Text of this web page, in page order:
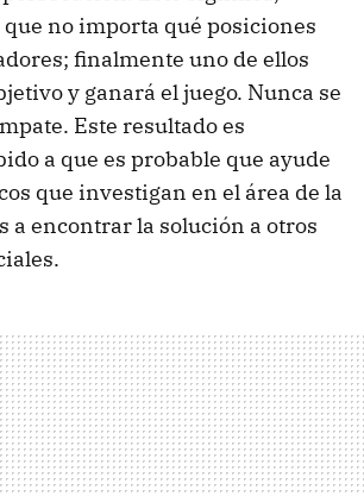
no importa qué posiciones
finalmente uno de ellos
y ganará el juego. Nunca se
Este resultado es
a que es probable que ayude
que investigan en el área de la
a encontrar la solución a otros